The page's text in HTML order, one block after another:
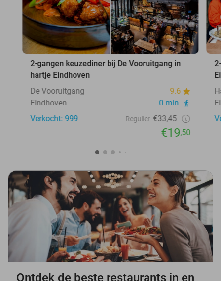
2-gangen keuzediner bij De Vooruitgang in
hartje Eindhoven
De Vooruitgang
9.6
Eindhoven
0 min.
Verkocht: 999
Regulier €33,45
€19,50
Ontdek de beste restaurants in en